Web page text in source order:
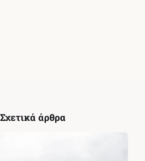
Σχετικά άρθρα